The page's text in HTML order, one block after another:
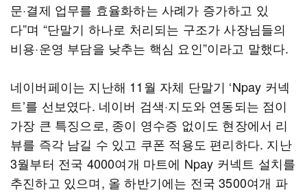
문·결제 업무를 효율화하는 사례가 증가하고 있
다”며 “단말기 하나로 처리되는 구조가 사장님들의
비용·운영 부담을 낮추는 핵심 요인”이라고 말했다.
네이버페이는 지난해 11월 자체 단말기 ‘Npay 커넥
트’를 선보였다. 네이버 검색·지도와 연동되는 점이
가장 큰 특징으로, 종이 영수증 없이도 현장에서 리
뷰를 즉각 남길 수 있고 쿠폰 적용도 편리하다. 지난
3월부터 전국 4000여개 마트에 Npay 커넥트 설치를
추진하고 있으며, 올 하반기에는 전국 3500여개 파